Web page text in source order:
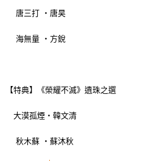
唐三打 ‧唐昊
海無量 ‧方銳
【特典】《榮耀不滅》遺珠之選
大漠孤煙‧韓文清
秋木蘇 ‧蘇沐秋